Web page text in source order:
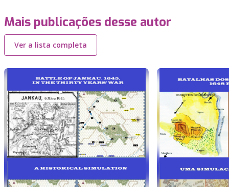
Mais publicações desse autor
Ver a lista completa